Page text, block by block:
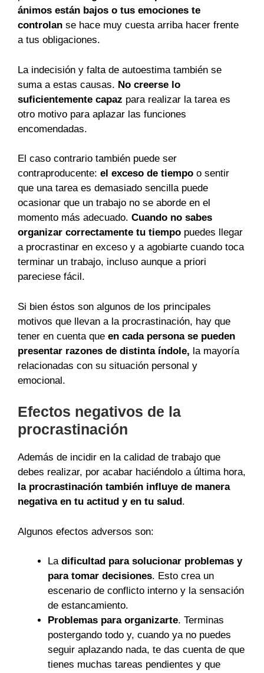
ánimos están bajos o tus emociones te
controlan se hace muy cuesta arriba hacer frente
a tus obligaciones.
La indecisión y falta de autoestima también se
suma a estas causas. No creerse lo
suficientemente capaz para realizar la tarea es
otro motivo para aplazar las funciones
encomendadas.
El caso contrario también puede ser
contraproducente: el exceso de tiempo o sentir
que una tarea es demasiado sencilla puede
ocasionar que un trabajo no se aborde en el
momento más adecuado. Cuando no sabes
organizar correctamente tu tiempo puedes llegar
a procrastinar en exceso y a agobiarte cuando toca
terminar un trabajo, incluso aunque a priori
pareciese fácil.
Si bien éstos son algunos de los principales
motivos que llevan a la procrastinación, hay que
tener en cuenta que en cada persona se pueden
presentar razones de distinta índole, la mayoría
relacionadas con su situación personal y
emocional.
Efectos negativos de la
procrastinación
Además de incidir en la calidad de trabajo que
debes realizar, por acabar haciéndolo a última hora,
la procrastinación también influye de manera
negativa en tu actitud y en tu salud.
Algunos efectos adversos son:
La dificultad para solucionar problemas y
para tomar decisiones. Esto crea un
escenario de conflicto interno y la sensación
de estancamiento.
Problemas para organizarte. Terminas
postergando todo y, cuando ya no puedes
seguir aplazando nada, te das cuenta de que
tienes muchas tareas pendientes y que